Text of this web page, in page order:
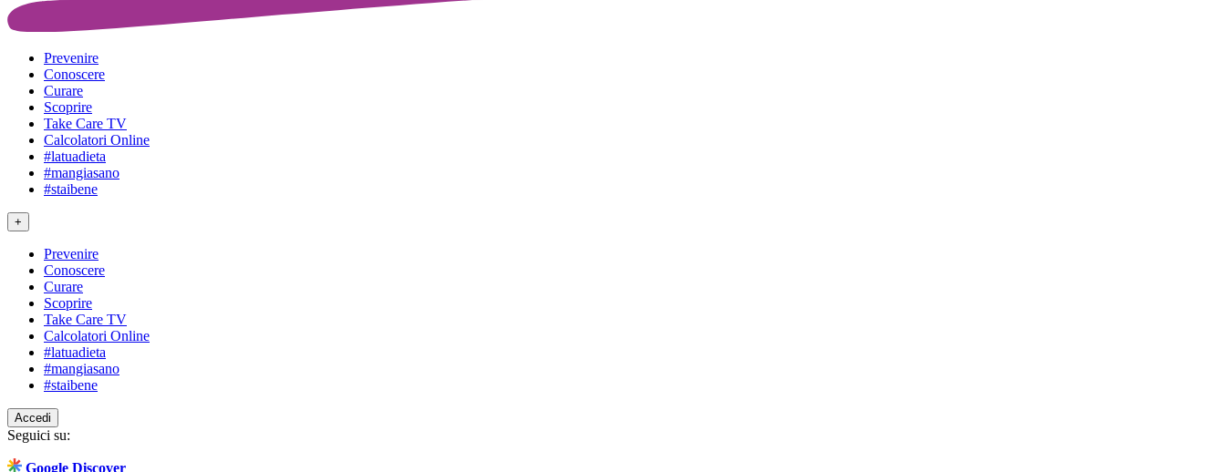
Prevenire
Conoscere
Curare
Scoprire
Take Care TV
Calcolatori Online
#latuadieta
#mangiasano
#staibene
+
Prevenire
Conoscere
Curare
Scoprire
Take Care TV
Calcolatori Online
#latuadieta
#mangiasano
#staibene
Accedi
Seguici su:
Google Discover